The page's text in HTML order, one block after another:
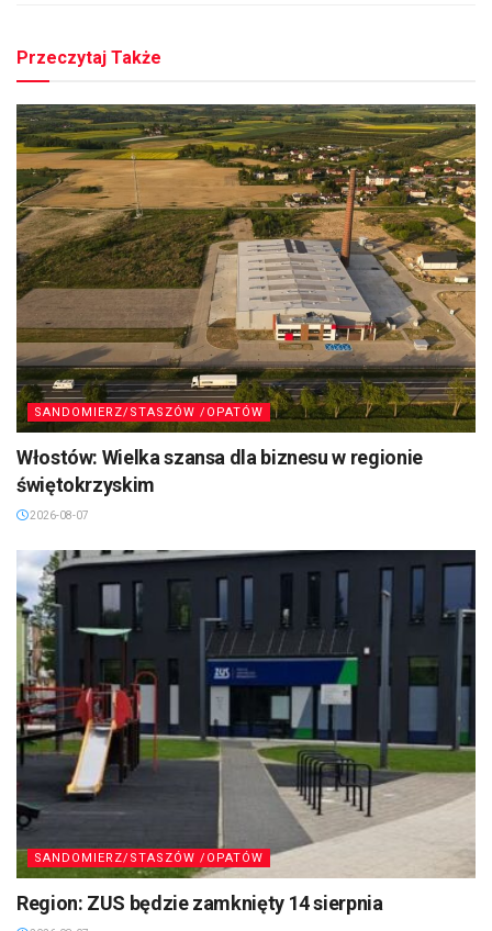
Przeczytaj Także
SANDOMIERZ/STASZÓW /OPATÓW
Włostów: Wielka szansa dla biznesu w regionie
świętokrzyskim
2026-08-07
SANDOMIERZ/STASZÓW /OPATÓW
Region: ZUS będzie zamknięty 14 sierpnia